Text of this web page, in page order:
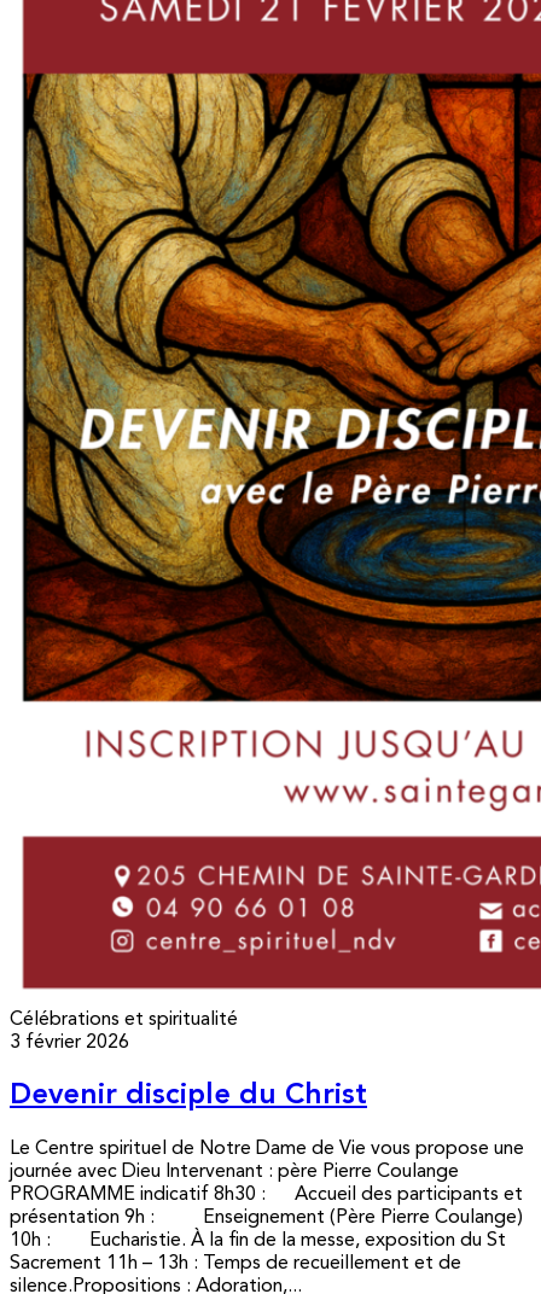
Célébrations et spiritualité
3 février 2026
Devenir disciple du Christ
Le Centre spirituel de Notre Dame de Vie vous propose une
journée avec Dieu Intervenant : père Pierre Coulange
PROGRAMME indicatif 8h30 : Accueil des participants et
présentation 9h : Enseignement (Père Pierre Coulange)
10h : Eucharistie. À la fin de la messe, exposition du St
Sacrement 11h – 13h : Temps de recueillement et de
silence.Propositions : Adoration,...